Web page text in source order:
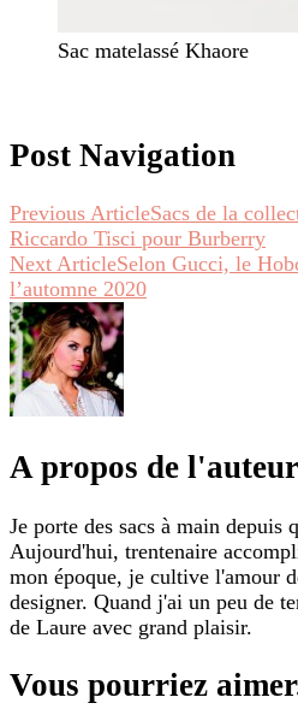
Sac matelassé Khaore
Post Navigation
Previous ArticleSacs de la
Riccardo Tisci pour Burberry
Next ArticleSelon Gucci, le
l’automne 2020
A propos de l'auteur
Je porte des sacs à main depuis
Aujourd'hui, trentenaire
mon époque, je cultive l'amour
designer. Quand j'ai un peu de
de Laure avec grand plaisir.
Vous pourriez